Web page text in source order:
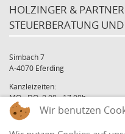
HOLZINGER & PARTNER
STEUERBERATUNG
Simbach 7
A-4070 Eferding
Kanzleizeiten:
MO - DO: 8:00 - 17:00h
FR: 8:00 - 12:00hWir benutzen